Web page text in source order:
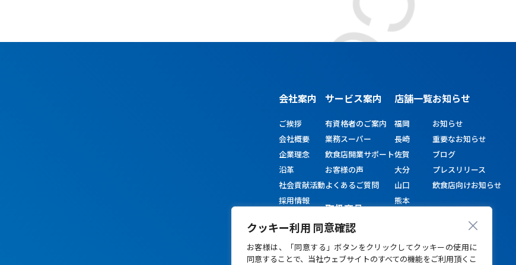
クッキー利用 同意確認
お客様は、「同意する」ボタンをクリックしてクッキーの使用に
同意することで、当社ウェブサイトのすべての機能をご利用頂くこ
会社案内
ご挨拶
会社概要
企業理念
沿革
社会貢献活動
採用情報
サービス案内
有資格者のご案内
業務スーパー
飲食店開業サポート
お客様の声
よくあるご質問
取扱商品
店舗一覧
福岡
長崎
佐賀
大分
山口
熊本
お知らせ
お知らせ
重要なお知らせ
ブログ
プレスリリース
飲食店向けお知らせ